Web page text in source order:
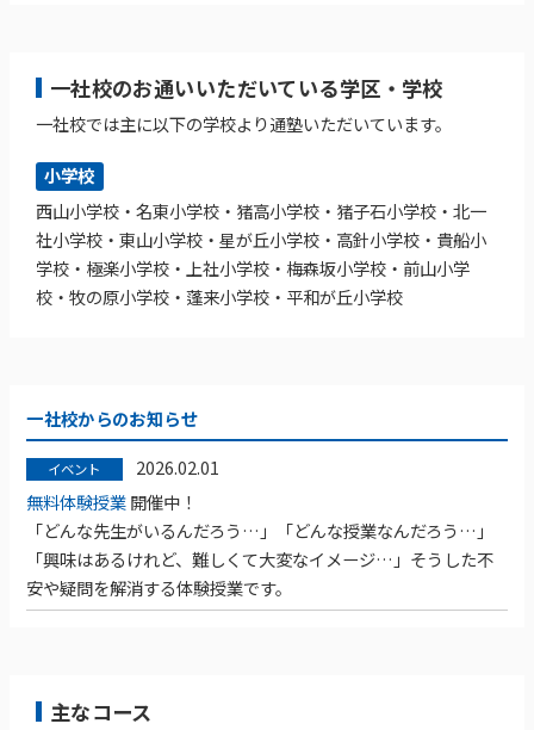
一社校のお通いいただいている学区・学校
一社校では主に以下の学校より通塾いただいています。
小学校
西山小学校・名東小学校・猪高小学校・猪子石小学校・北一
社小学校・東山小学校・星が丘小学校・高針小学校・貴船小
学校・極楽小学校・上社小学校・梅森坂小学校・前山小学
校・牧の原小学校・蓬来小学校・平和が丘小学校
一社校からのお知らせ
イベント
2026.02.01
無料体験授業開催中！
「どんな先生がいるんだろう…」「どんな授業なんだろう…」
「興味はあるけれど、難しくて大変なイメージ…」そうした不
安や疑問を解消する体験授業です。
主なコース